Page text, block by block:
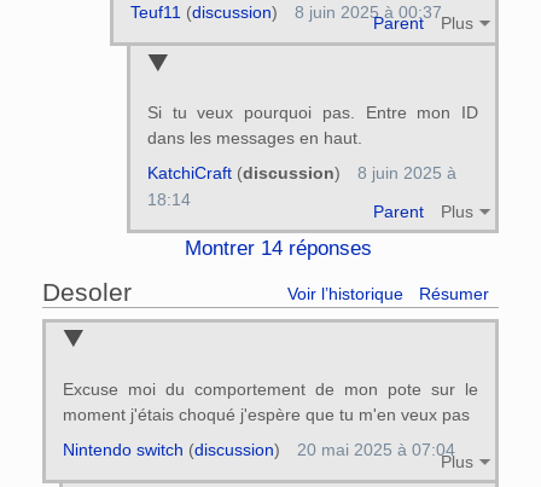
Parent Plus
Teuf11 (discussion) 8 juin 2025 à 00:37
Si tu veux pourquoi pas. Entre mon ID
dans les messages en haut.
Parent Plus
KatchiCraft(discussion)
8 juin 2025 à
18:14
Montrer 14 réponses
Desoler Voir l’historique Résumer
Excuse moi du comportement de mon pote sur le
moment j'étais choqué j'espère que tu m'en veux pas
Plus
Nintendo switch (discussion) 20 mai 2025 à 07:04